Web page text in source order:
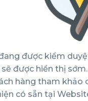
được kiểm
sẽ được hiển thị sớm.
hàng tham khảo
có sẵn tại